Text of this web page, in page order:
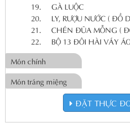
19.
GÀ LUỘC
20.
LY, RƯỢU NƯỚC ( ĐỒ
21.
CHÉN ĐŨA MỖNG (
22.
BỘ 13 ĐÔI HÀI VÁY
Món chính
Món tráng miệng
ĐẶT THỰC